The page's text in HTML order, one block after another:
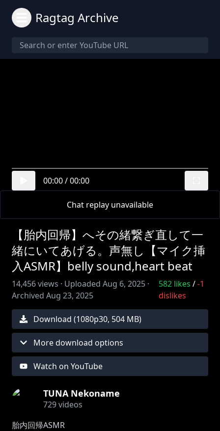
Ragtag Archive
00:00/00:00
Chat replay unavailable
【胎内回帰】へその緒繋ぎ直して一
緒にいてあげる。声無し【マイク挿
入ASMR】belly sound,heart beat
14,456views · Uploaded Aug 6, 2025 ·
Archived Aug 23, 2025
582likes / -1
dislikes
Download (1080p30, 504 MB)
More download options
Watch on YouTube
TUNA Nekoname
729videos
胎内回帰ASMR